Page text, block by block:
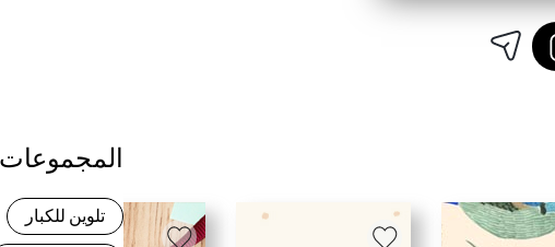
تلوين للكبار